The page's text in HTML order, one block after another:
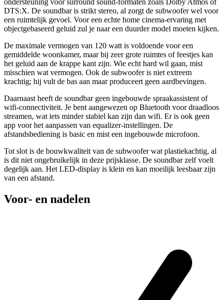
ondersteuning voor surround sound-formaten zoals Dolby Atmos of
DTS:X. De soundbar is strikt stereo, al zorgt de subwoofer wel voor
een ruimtelijk gevoel. Voor een echte home cinema-ervaring met
objectgebaseerd geluid zul je naar een duurder model moeten kijken.
De maximale vermogen van 120 watt is voldoende voor een
gemiddelde woonkamer, maar bij zeer grote ruimtes of feestjes kan
het geluid aan de krappe kant zijn. Wie echt hard wil gaan, mist
misschien wat vermogen. Ook de subwoofer is niet extreem
krachtig; hij vult de bas aan maar produceert geen aardbevingen.
Daarnaast heeft de soundbar geen ingebouwde spraakassistent of
wifi-connectiviteit. Je bent aangewezen op Bluetooth voor draadloos
streamen, wat iets minder stabiel kan zijn dan wifi. Er is ook geen
app voor het aanpassen van equalizer-instellingen. De
afstandsbediening is basic en mist een ingebouwde microfoon.
Tot slot is de bouwkwaliteit van de subwoofer wat plastiekachtig, al
is dit niet ongebruikelijk in deze prijsklasse. De soundbar zelf voelt
degelijk aan. Het LED-display is klein en kan moeilijk leesbaar zijn
van een afstand.
Voor- en nadelen